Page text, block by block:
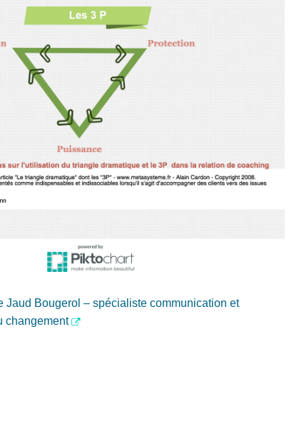
Jaud Bougerol – spécialiste communication et
changement